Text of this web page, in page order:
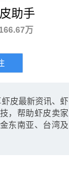
助手
166.67万
皮最新资讯、虾
，帮助虾皮卖家
东南亚、台湾及